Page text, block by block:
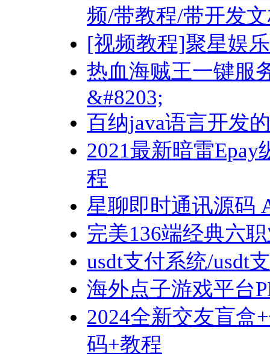
频/带教程/带开发
[视频教程]聚星娱
热血海贼王一键服
&#8203;
百纳java语言开发
2021最新暗雷
程
星聊即时通讯源码
完美136端经典六
usdt支付系统/usdt
海外点子游戏平台
2024全新交友盲盒
码+教程